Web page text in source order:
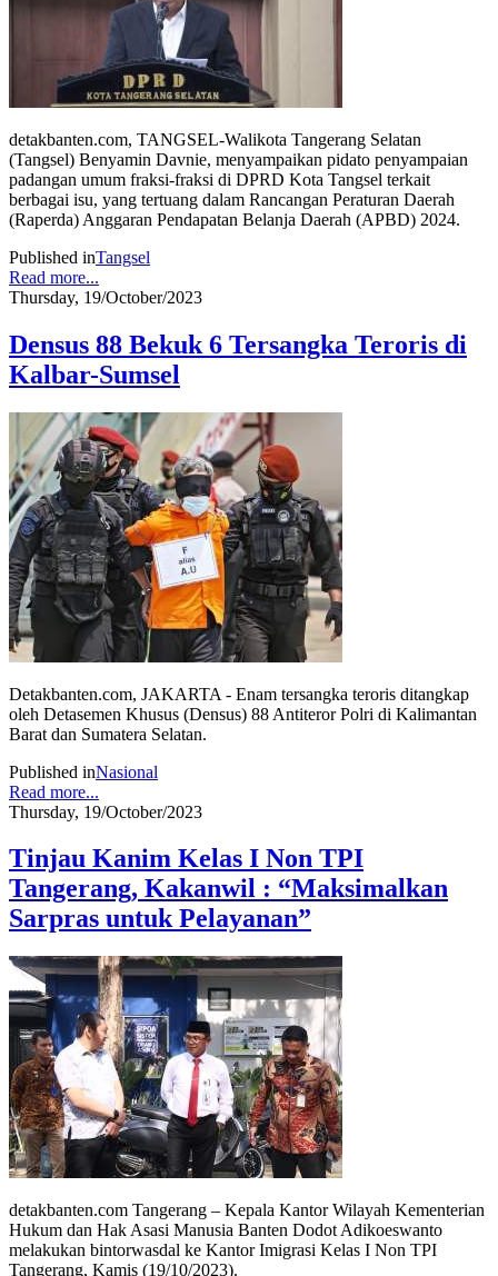
detakbanten.com, TANGSEL-Walikota Tangerang Selatan
(Tangsel) Benyamin Davnie, menyampaikan pidato penyampaian
padangan umum fraksi-fraksi di DPRD Kota Tangsel terkait
berbagai isu, yang tertuang dalam Rancangan Peraturan Daerah
(Raperda) Anggaran Pendapatan Belanja Daerah (APBD) 2024.
Published inTangsel
Read more...
Thursday, 19/October/2023
Densus 88 Bekuk 6 Tersangka Teroris di
Kalbar-Sumsel
Detakbanten.com, JAKARTA - Enam tersangka teroris ditangkap
oleh Detasemen Khusus (Densus) 88 Antiteror Polri di Kalimantan
Barat dan Sumatera Selatan.
Published inNasional
Read more...
Thursday, 19/October/2023
Tinjau Kanim Kelas I Non TPI
Tangerang, Kakanwil : “Maksimalkan
Sarpras untuk Pelayanan”
detakbanten.com Tangerang – Kepala Kantor Wilayah Kementerian
Hukum dan Hak Asasi Manusia Banten Dodot Adikoeswanto
melakukan bintorwasdal ke Kantor Imigrasi Kelas I Non TPI
Tangerang, Kamis (19/10/2023).